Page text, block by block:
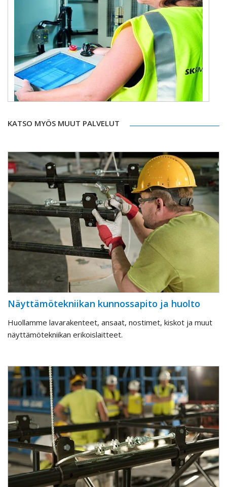
KATSO MYÖS MUUT PALVELUT
Näyttämötekniikan kunnossapito ja huolto
Huollamme lavarakenteet, ansaat, nostimet, kiskot ja muut
näyttämötekniikan erikoislaitteet.